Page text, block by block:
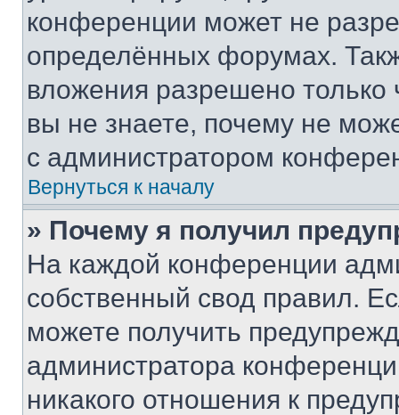
конференции может не
определённых форумах.
вложения разрешено
вы не знаете, почему не
с администратором
Вернуться к началу
» Почему я получил
На каждой конференции
собственный свод правил.
можете получить
администратора
никакого отношения к